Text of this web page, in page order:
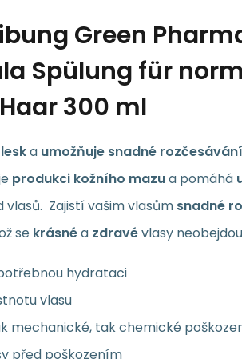
Green
Spülung für
300 ml
leska umožňuje snadné
produkci kožního mazua pomáhá
vlasů. Zajistí vašim vlasům snadné
se krásnéa zdravévlasy
hydrataci
vlasu
mechanické, tak chemické
před poškozením